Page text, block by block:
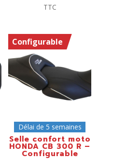
TTC
Configurable
Délai de 5 semaines
Selle confort moto
HONDA CB 300 R –
Configurable